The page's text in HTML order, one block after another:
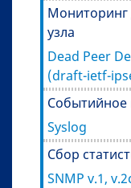
Мониторинг
узла
Dead Peer
(draft-ietf-
Событийное
Syslog
Сбор
SNMP v.1,